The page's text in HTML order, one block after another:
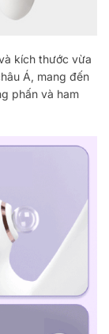
kích thước vừa
Á, mang đến
phấn và ham